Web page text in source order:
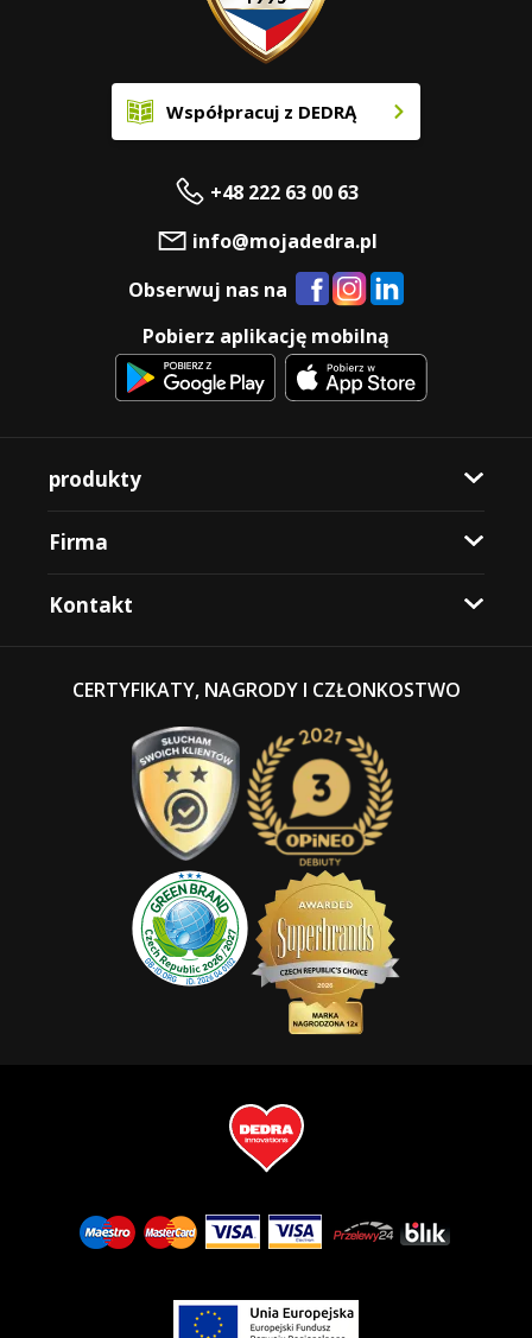
Współpracuj z DEDRĄ
+48 222 63 00 63
info@mojadedra.pl
Obserwuj nas na
Pobierz aplikację mobilną
produkty
Firma
Kontakt
CERTYFIKATY, NAGRODY I CZŁONKOSTWO